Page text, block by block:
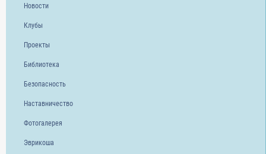
Новости
Клубы
Проекты
Библиотека
Безопасность
Наставничество
Фотогалерея
Эврикоша